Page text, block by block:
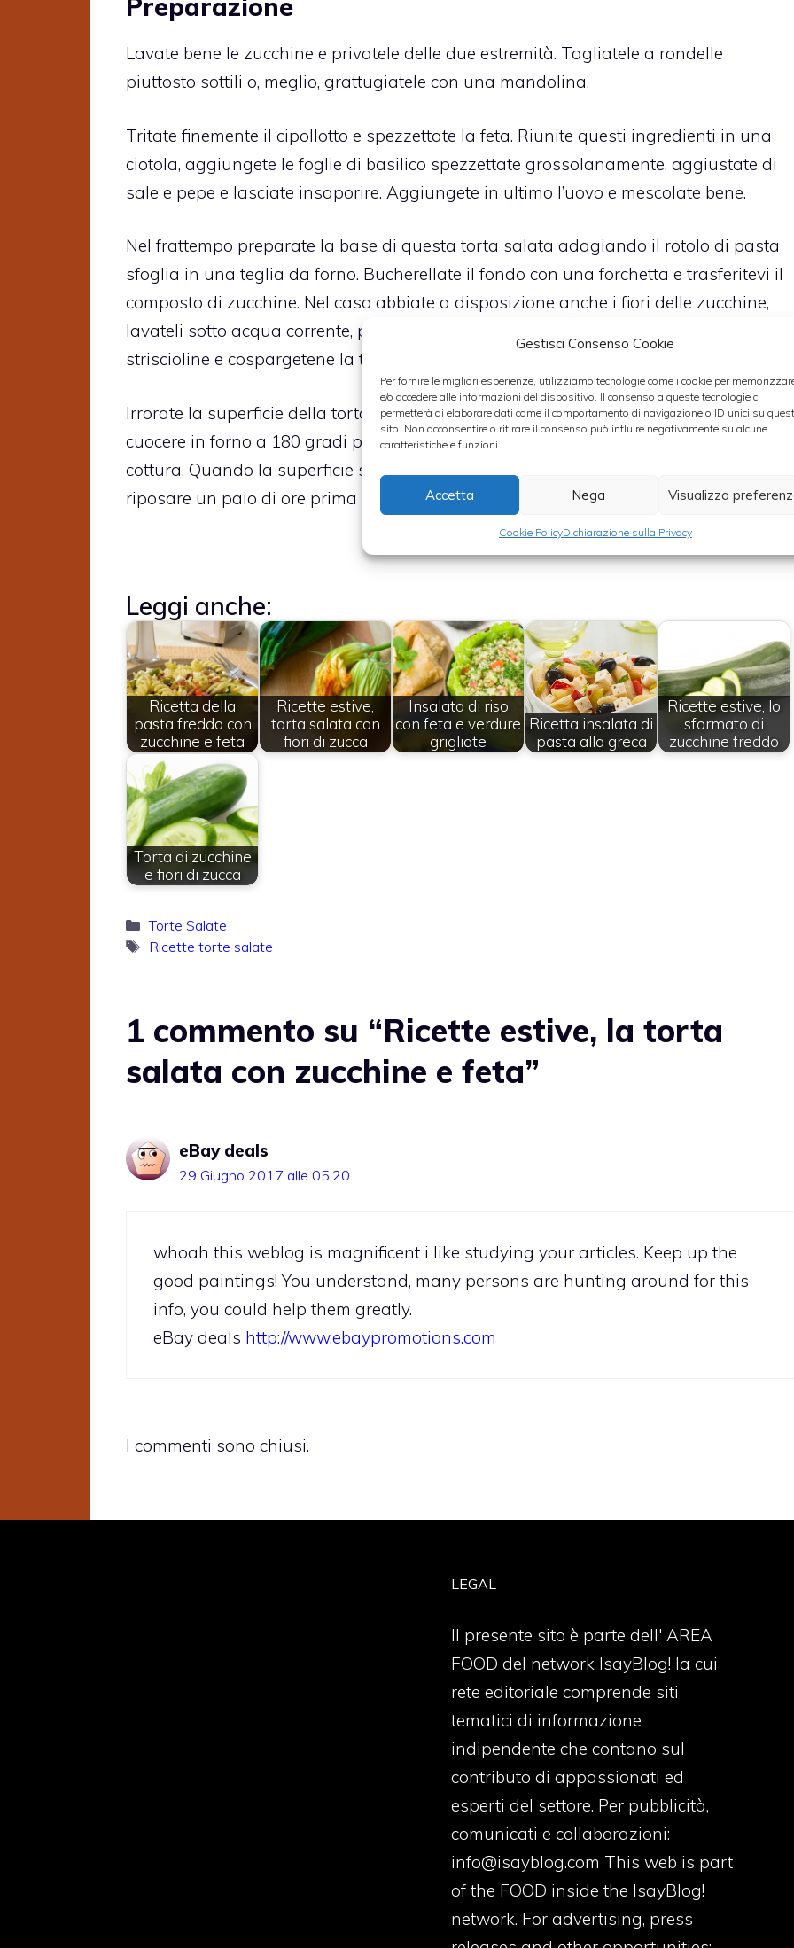
Gestisci Consenso Cookie
Per fornire le migliori esperienze, utilizziamo tecnologie come i cookie per
e/o accedere alle informazioni del dispositivo. Il consenso a queste tecnologie ci
permetterà di elaborare dati come il comportamento di navigazione o ID unici su
sito. Non acconsentire o ritirare il consenso può influire negativamente su alcune
caratteristiche e funzioni.
Accetta Nega Visualizza
Cookie PolicyDichiarazione sulla Privacy
Preparazione
Lavate bene le zucchine e privatele delle due estremità. Tagliatele a rondelle
piuttosto sottili o, meglio, grattugiatele con una mandolina.
Tritate finemente il cipollotto e spezzettate la feta. Riunite questi ingredienti in una
ciotola, aggiungete le foglie di basilico spezzettate grossolanamente, aggiustate di
sale e pepe e lasciate insaporire. Aggiungete in ultimo l’uovo e mescolate bene.
Nel frattempo preparate la base di questa torta salata adagiando il rotolo di pasta
sfoglia in una teglia da forno. Bucherellate il fondo con una forchetta e trasferitevi il
composto di zucchine. Nel caso abbiate a disposizione anche i fiori delle zucchine,
lavateli sotto acqua corrente, privateli del pistillo e della base e tagliateli a
striscioline e cospargetene la torta.
Irrorate la superficie della torta salata con un filo di olio extravergine di oliva e
cuocere in forno a 180 gradi per circa 30 minuti, controllando di tanto in tanto la
cottura. Quando la superficie sarà ben dorata, togliere la torta dal forno e lasciare
riposare un paio di ore prima di servire.
Leggi anche:
Ricetta della
pasta fredda con
zucchine e feta
Ricette estive,
torta salata con
fiori di zucca
Insalata di riso
con feta e verdure
grigliate
Ricetta insalata di
pasta alla greca
Ricette estive, lo
sformato di
zucchine freddo
Torta di zucchine
e fiori di zucca
Categorie
Torte Salate
Tag
Ricette torte salate
1 commento su “Ricette estive, la torta
salata con zucchine e feta”
eBay deals
29 Giugno 2017 alle 05:20
whoah this weblog is magnificent i like studying your articles. Keep up the
good paintings! You understand, many persons are hunting around for this
info, you could help them greatly.
eBay deals http://www.ebaypromotions.com
I commenti sono chiusi.
LEGAL
Il presente sito è parte dell' AREA
FOOD del network IsayBlog! la cui
rete editoriale comprende siti
tematici di informazione
indipendente che contano sul
contributo di appassionati ed
esperti del settore. Per pubblicità,
comunicati e collaborazioni:
info@isayblog.com This web is part
of the FOOD inside the IsayBlog!
network. For advertising, press